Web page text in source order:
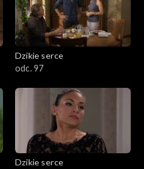
Dzikie serce
odc. 97
Dzikie serce